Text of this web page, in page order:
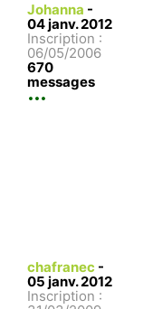
Johanna -
04 janv. 2012
Inscription :
06/05/2006
670
messages
chafranec -
05 janv. 2012
Inscription :